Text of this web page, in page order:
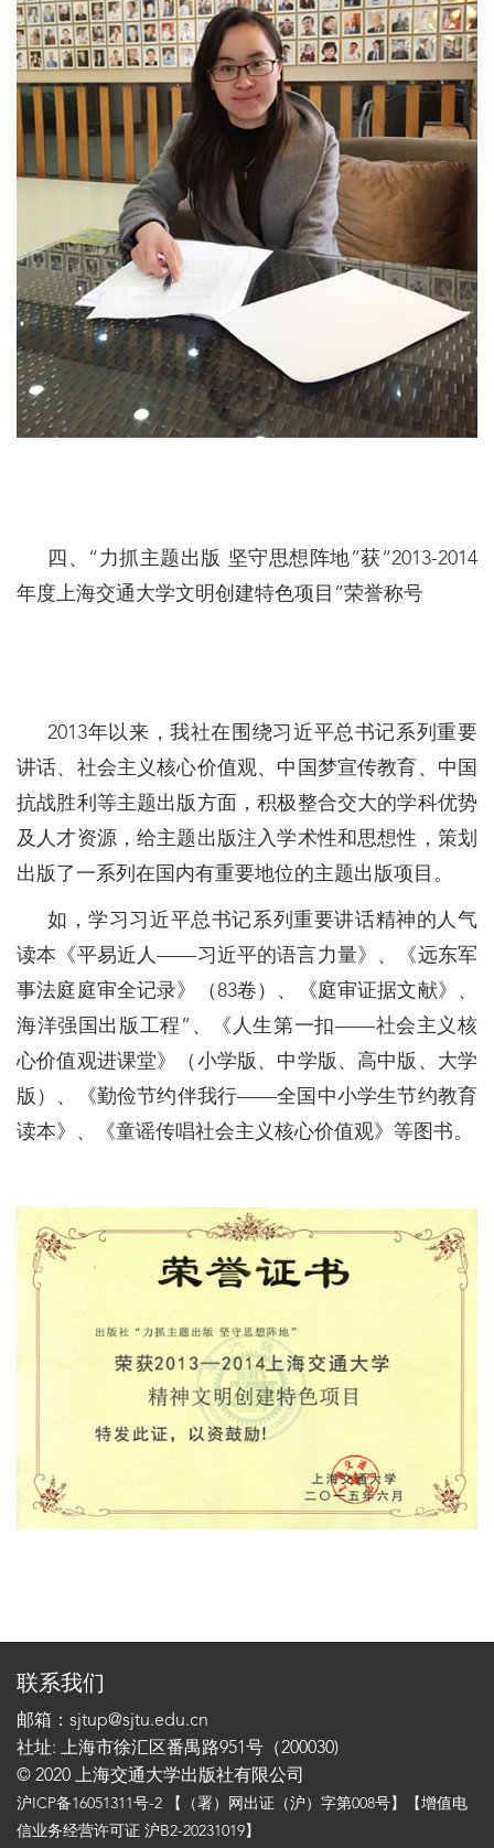
四、“力抓主题出版 坚守思想阵地”获“2013-2014
年度上海交通大学文明创建特色项目”荣誉称号
2013年以来，我社在围绕习近平总书记系列重要
讲话、社会主义核心价值观、中国梦宣传教育、中国
抗战胜利等主题出版方面，积极整合交大的学科优势
及人才资源，给主题出版注入学术性和思想性，策划
出版了一系列在国内有重要地位的主题出版项目。
如，学习习近平总书记系列重要讲话精神的人气
读本《平易近人——习近平的语言力量》、《远东军
事法庭庭审全记录》（83卷）、《庭审证据文献》、
海洋强国出版工程”、《人生第一扣——社会主义核
心价值观进课堂》（小学版、中学版、高中版、大学
版）、《勤俭节约伴我行——全国中小学生节约教育
读本》、《童谣传唱社会主义核心价值观》等图书。
联系我们
邮箱：sjtup@sjtu.edu.cn
社址: 上海市徐汇区番禺路951号（200030)
© 2020 上海交通大学出版社有限公司
沪ICP备16051311号-2 【（署）网出证（沪）字第008号】【增值电
信业务经营许可证 沪B2-20231019】